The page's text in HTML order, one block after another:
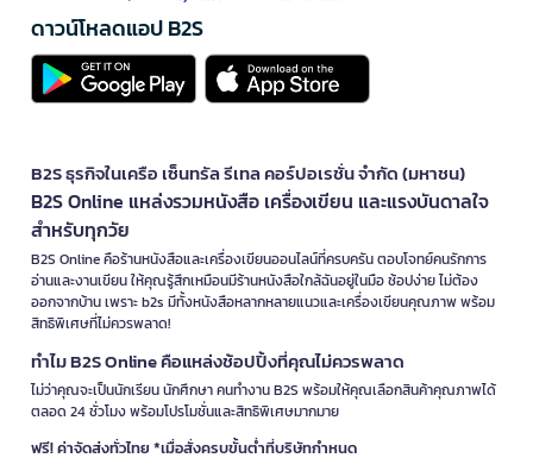
ดาวน์โหลดแอป B2S
B2S ธุรกิจในเครือ เซ็นทรัล รีเทล คอร์ปอเรชั่น จำกัด (มหาชน)
B2S Online แหล่งรวมหนังสือ เครื่องเขียน และแรงบันดาลใจ
สำหรับทุกวัย
B2S Online คือร้านหนังสือและเครื่องเขียนออนไลน์ที่ครบครัน ตอบโจทย์คนรักการ
อ่านและงานเขียน ให้คุณรู้สึกเหมือนมีร้านหนังสือใกล้ฉันอยู่ในมือ ช้อปง่าย ไม่ต้อง
ออกจากบ้าน เพราะ b2s มีทั้งหนังสือหลากหลายแนวและเครื่องเขียนคุณภาพ พร้อม
สิทธิพิเศษที่ไม่ควรพลาด!
ทำไม B2S Online คือแหล่งช้อปปิ้งที่คุณไม่ควรพลาด
ไม่ว่าคุณจะเป็นนักเรียน นักศึกษา คนทำงาน B2S พร้อมให้คุณเลือกสินค้าคุณภาพได้
ตลอด 24 ชั่วโมง พร้อมโปรโมชั่นและสิทธิพิเศษมากมาย
ฟรี! ค่าจัดส่งทั่วไทย *เมื่อสั่งครบขั้นต่ำที่บริษัทกำหนด